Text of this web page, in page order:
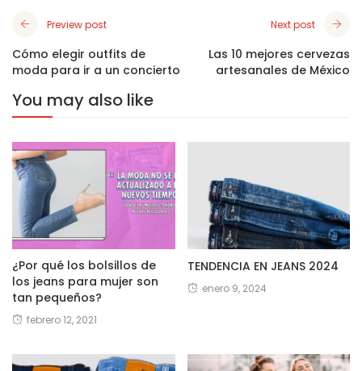
Preview post
Cómo elegir outfits de
moda para ir a un concierto
Next post
Las 10 mejores cervezas
artesanales de México
You may also like
¿Por qué los bolsillos de
los jeans para mujer son
tan pequeños?
febrero 12, 2021
TENDENCIA EN JEANS 2024
enero 9, 2024